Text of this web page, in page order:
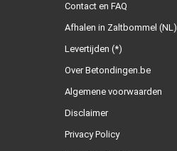
Contact en FAQ
Afhalen in Zaltbommel (NL)
Levertijden (*)
Over Betondingen.be
Algemene voorwaarden
Disclaimer
Privacy Policy